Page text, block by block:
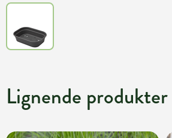
Lignende produkter